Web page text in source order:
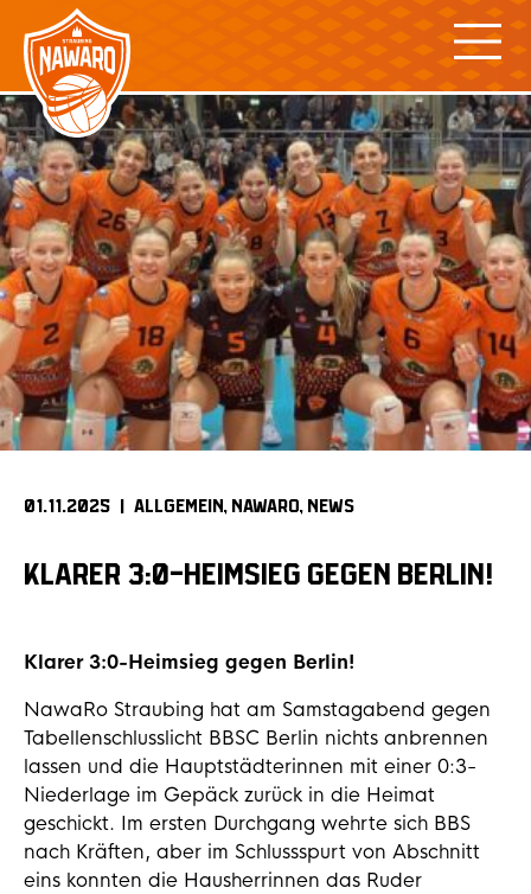
content
01.11.2025 | ALLGEMEIN NAWARO NEWS
KLARER 3:0-HEIMSIEG GEGEN BERLIN!
Klarer 3:0-Heimsieg gegen Berlin!
NawaRo Straubing hat am Samstagabend gegen
Tabellenschlusslicht BBSC Berlin nichts anbrennen
lassen und die Hauptstädterinnen mit einer 0:3-
Niederlage im Gepäck zurück in die Heimat
geschickt. Im ersten Durchgang wehrte sich BBS
nach Kräften, aber im Schlussspurt von Abschnitt
eins konnten die Hausherrinnen das Ruder